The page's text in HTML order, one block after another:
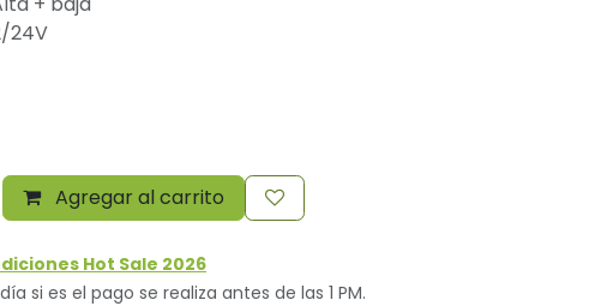
24V
Agregar al carrito
Hot Sale 2026
si es el pago se realiza antes de las 1 PM.